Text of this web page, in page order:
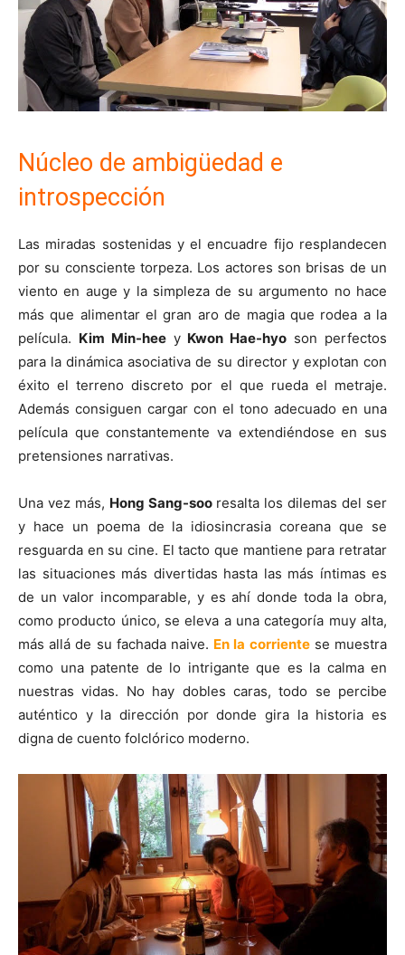
Núcleo de ambigüedad e
introspección
Las miradas sostenidas y el encuadre fijo resplandecen
por su consciente torpeza. Los actores son brisas de un
viento en auge y la simpleza de su argumento no hace
más que alimentar el gran aro de magia que rodea a la
película. Kim Min-heey Kwon Hae-hyo son perfectos
para la dinámica asociativa de su director y explotan con
éxito el terreno discreto por el que rueda el metraje.
Además consiguen cargar con el tono adecuado en una
película que constantemente va extendiéndose en sus
pretensiones narrativas.
Una vez más, Hong Sang-sooresalta los dilemas del ser
y hace un poema de la idiosincrasia coreana que se
resguarda en su cine. El tacto que mantiene para retratar
las situaciones más divertidas hasta las más íntimas es
de un valor incomparable, y es ahí donde toda la obra,
como producto único, se eleva a una categoría muy alta,
más allá de su fachada naive. En la corrientese muestra
como una patente de lo intrigante que es la calma en
nuestras vidas. No hay dobles caras, todo se percibe
auténtico y la dirección por donde gira la historia es
digna de cuento folclórico moderno.